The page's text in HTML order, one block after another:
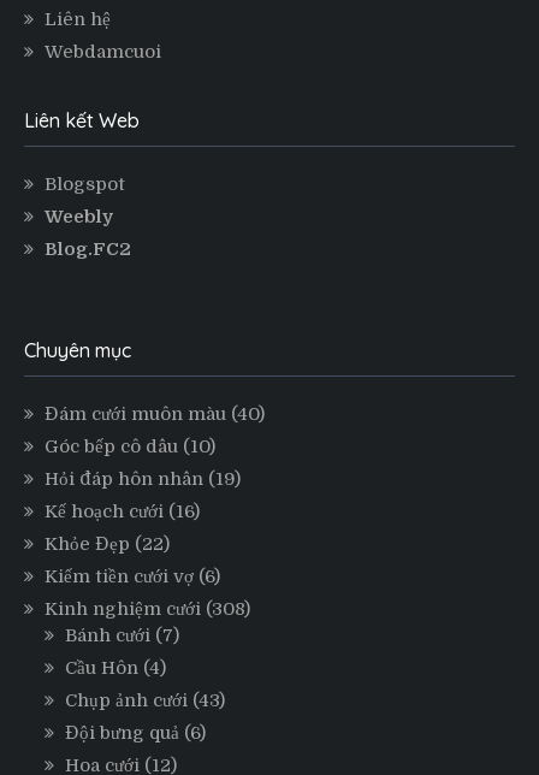
Liên hệ
Webdamcuoi
Liên kết Web
Blogspot
Weebly
Blog.FC2
Chuyên mục
Đám cưới muôn màu (40)
Góc bếp cô dâu (10)
Hỏi đáp hôn nhân (19)
Kế hoạch cưới (16)
Khỏe Đẹp (22)
Kiếm tiền cưới vợ (6)
Kinh nghiệm cưới (308)
Bánh cưới (7)
Cầu Hôn (4)
Chụp ảnh cưới (43)
Đội bưng quả (6)
Hoa cưới (12)